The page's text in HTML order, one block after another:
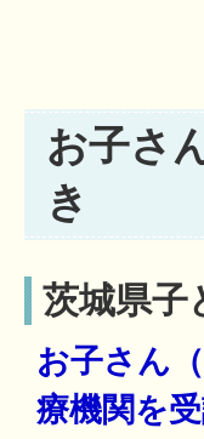
お子さ
き
茨城県子
お子さん
療機関を